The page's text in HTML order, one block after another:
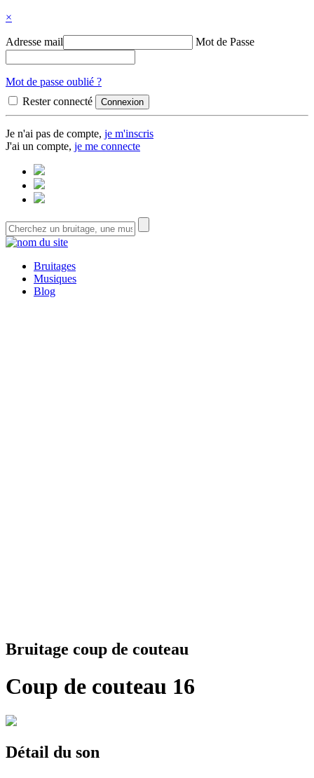
×
Adresse mail Mot de Passe
Mot de passe oublié ?
Rester connecté
Je n'ai pas de compte, je m'inscris
J'ai un compte, je me connecte
Bruitages
Musiques
Blog
Bruitage coup de couteau
Coup de couteau 16
Détail du son